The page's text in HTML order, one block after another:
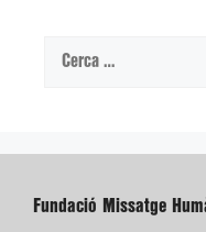
Cerca:
Fundació Missatge